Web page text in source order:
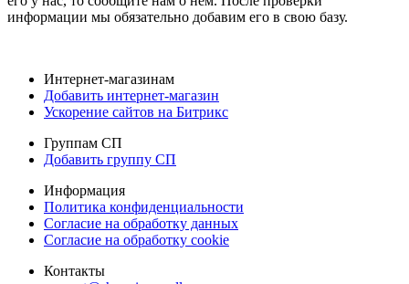
информации мы обязательно добавим его в свою базу.
Интернет-магазинам
Добавить интернет-магазин
Ускорение сайтов на Битрикс
Группам СП
Добавить группу СП
Информация
Политика конфиденциальности
Согласие на обработку данных
Согласие на обработку cookie
Контакты